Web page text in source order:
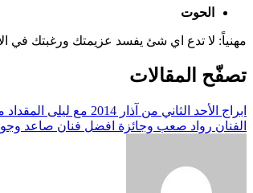
الحوت
مهنياً: لا تدع اي شئ يفسد عزيمتك ورغبتك في
تصفّح المقالات
ابراج الأحد الثاني من آذار 2014 مع ليلى المقداد من محطات نيوز
الفنان رواد صعب وجائزة افضل فنان صاعد